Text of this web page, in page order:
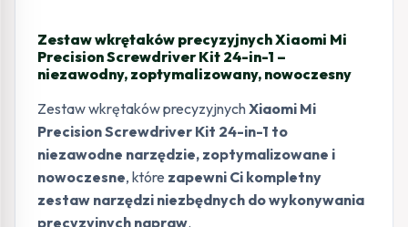
Zestaw wkrętaków precyzyjnych Xiaomi Mi
Precision Screwdriver Kit 24-in-1 –
niezawodny, zoptymalizowany, nowoczesny
Zestaw wkrętaków precyzyjnychXiaomi Mi
Precision Screwdriver Kit 24-in-1 to
niezawodne narzędzie, zoptymalizowane i
nowoczesne, które zapewni Ci kompletny
zestaw narzędzi niezbędnych do wykonywania
precyzyjnych napraw.